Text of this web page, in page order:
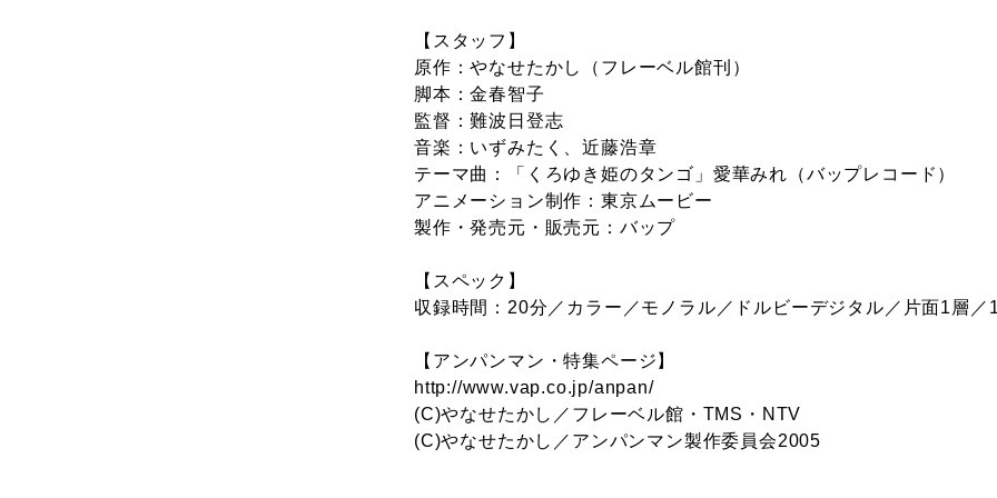
【スタッフ】
原作：やなせたかし（フレーベル館刊）
脚本：金春智子
監督：難波日登志
音楽：いずみたく、近藤浩章
テーマ曲：「くろゆき姫のタンゴ」愛華みれ（バップレコード）
アニメーション制作：東京ムービー
製作・発売元・販売元：バップ
【スペック】
収録時間：20分／カラー／モノラル／ドルビーデジタル／片面1層／
【アンパンマン・特集ページ】
http://www.vap.co.jp/anpan/
(C)やなせたかし／フレーベル館・TMS・NTV
(C)やなせたかし／アンパンマン製作委員会2005